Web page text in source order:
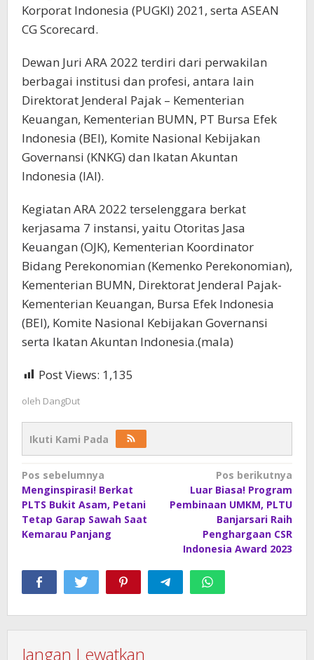
Korporat Indonesia (PUGKI) 2021, serta ASEAN
CG Scorecard.
Dewan Juri ARA 2022 terdiri dari perwakilan
berbagai institusi dan profesi, antara lain
Direktorat Jenderal Pajak – Kementerian
Keuangan, Kementerian BUMN, PT Bursa Efek
Indonesia (BEI), Komite Nasional Kebijakan
Governansi (KNKG) dan Ikatan Akuntan
Indonesia (IAI).
Kegiatan ARA 2022 terselenggara berkat
kerjasama 7 instansi, yaitu Otoritas Jasa
Keuangan (OJK), Kementerian Koordinator
Bidang Perekonomian (Kemenko Perekonomian),
Kementerian BUMN, Direktorat Jenderal Pajak-
Kementerian Keuangan, Bursa Efek Indonesia
(BEI), Komite Nasional Kebijakan Governansi
serta Ikatan Akuntan Indonesia.(mala)
Post Views: 1,135
oleh DangDut
Ikuti Kami Pada
Navigasi
pos
Pos sebelumnya
Menginspirasi! Berkat
PLTS Bukit Asam, Petani
Tetap Garap Sawah Saat
Kemarau Panjang
Pos berikutnya
Luar Biasa! Program
Pembinaan UMKM, PLTU
Banjarsari Raih
Penghargaan CSR
Indonesia Award 2023
Jangan Lewatkan